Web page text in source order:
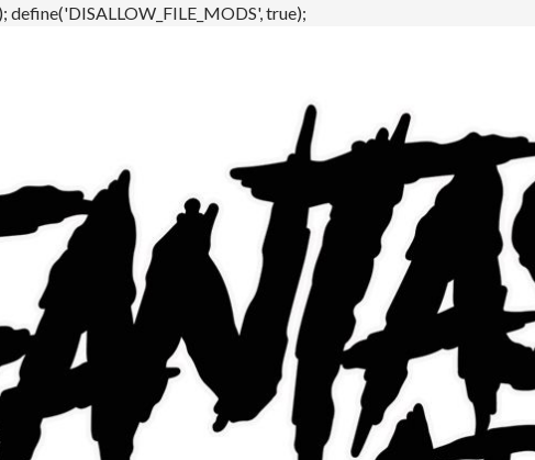
define('DISALLOW_FILE_MODS', true);